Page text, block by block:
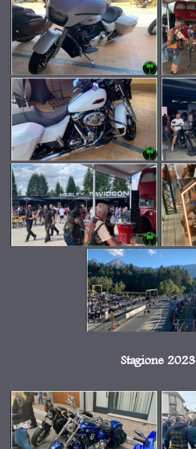
Stagione 2023